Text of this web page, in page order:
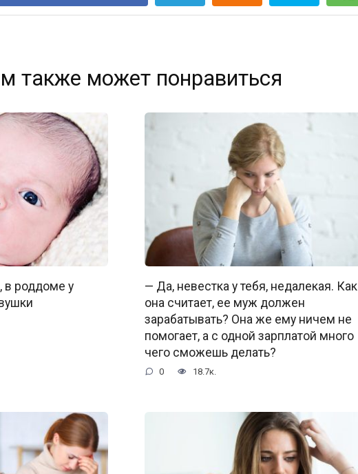
также может понравиться
в роддоме у
— Да, невестка у тебя, недалекая. Как
она считает, ее муж должен
зарабатывать? Она же ему ничем не
помогает, а с одной зарплатой много
чего сможешь делать?
0 18.7к.